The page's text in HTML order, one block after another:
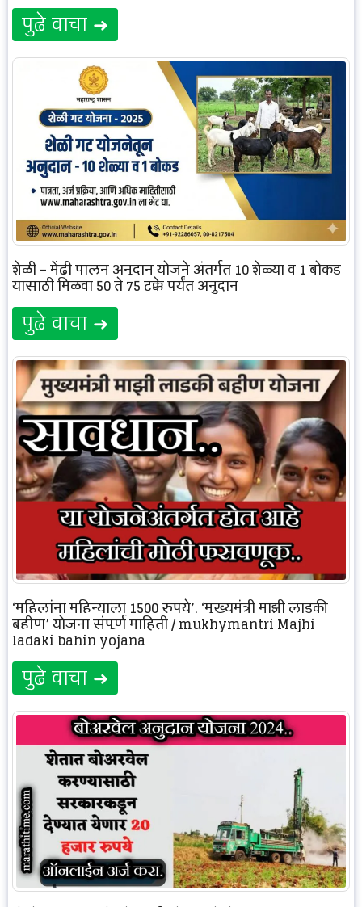
पुढे वाचा ➜
शेळी – मेंढी पालन अनुदान योजने अंतर्गत 10 शेळ्या व 1 बोकड
यासाठी मिळवा 50 ते 75 टक्के पर्यंत अनुदान
पुढे वाचा ➜
‘महिलांना महिन्याला 1500 रुपये’, ‘मुख्यमंत्री माझी लाडकी
बहीण’ योजना संपूर्ण माहिती / mukhymantri Majhi
ladaki bahin yojana
पुढे वाचा ➜